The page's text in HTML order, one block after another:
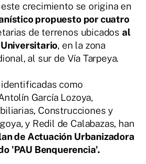
crecimiento se origina en
propuesto por cuatro
de terrenos ubicados al
, en la zona
al sur de Vía Tarpeya.
como
García Lozoya,
Construcciones y
y Redil de Calabazas, han
de Actuación Urbanizadora
'PAU Benquerencia'.